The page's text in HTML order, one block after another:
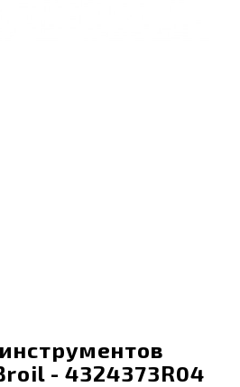
- 4324373R04